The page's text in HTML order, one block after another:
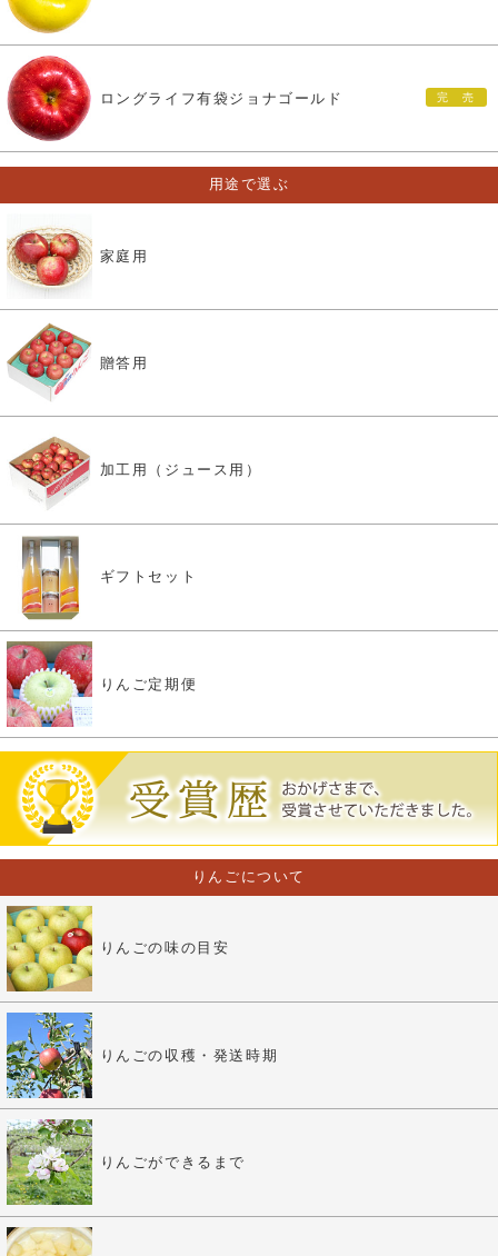
ロングライフ有袋ジョナゴールド
用途で選ぶ
家庭用
贈答用
加工用（ジュース用）
ギフトセット
りんご定期便
りんごについて
りんごの味の目安
りんごの収穫・発送時期
りんごができるまで